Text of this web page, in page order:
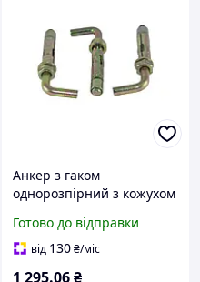
Анкер з гаком
однорозпірний з кожухом
100 (50шт/уп.) ТМ
КРЕПТЕХ
Готово до відправки
від 130₴/міс
1 295.06₴